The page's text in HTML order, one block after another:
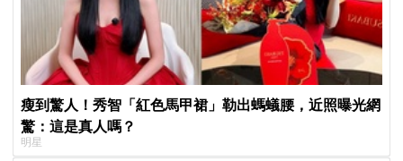
瘦到驚人！秀智「紅色馬甲裙」勒出螞蟻腰，近照曝光網
驚：這是真人嗎？
明星